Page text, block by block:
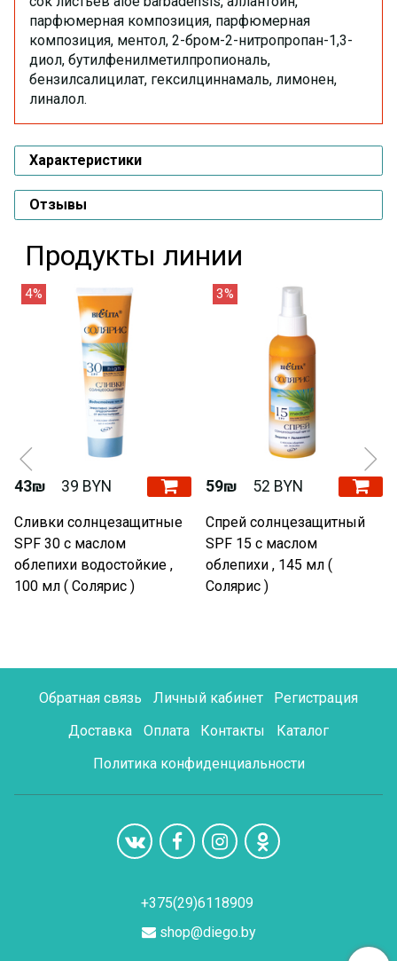
парфюмерная композиция, парфюмерная
композиция, ментол, 2-бром-2-нитропропан-1,3-
диол, бутилфенилметилпропиональ,
бензилсалицилат, гексилциннамаль, лимонен,
линалол.
Характеристики
Отзывы
Продукты линии
4%
43₪ 39 BYN
Сливки солнцезащитные
SPF 30 с маслом
облепихи водостойкие ,
100 мл ( Солярис )
3%
59₪ 52 BYN
Спрей солнцезащитный
SPF 15 с маслом
облепихи , 145 мл (
Солярис )
Обратная связь Личный кабинет
Регистрация
Доставка
Оплата Контакты
Каталог
Политика конфиденциальности
+375(29)6118909
shop@diego.by